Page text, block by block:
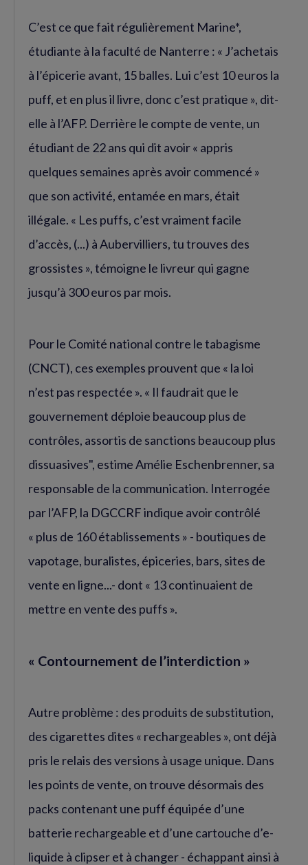
C’est ce que fait régulièrement Marine*,
étudiante à la faculté de Nanterre : « J’achetais
à l’épicerie avant, 15 balles. Lui c’est 10 euros la
puff, et en plus il livre, donc c’est pratique », dit-
elle à l’AFP. Derrière le compte de vente, un
étudiant de 22 ans qui dit avoir « appris
quelques semaines après avoir commencé »
que son activité, entamée en mars, était
illégale. « Les puffs, c’est vraiment facile
d’accès, (...) à Aubervilliers, tu trouves des
grossistes », témoigne le livreur qui gagne
jusqu’à 300 euros par mois.
Pour le Comité national contre le tabagisme
(CNCT), ces exemples prouvent que « la loi
n’est pas respectée ». « Il faudrait que le
gouvernement déploie beaucoup plus de
contrôles, assortis de sanctions beaucoup plus
dissuasives", estime Amélie Eschenbrenner, sa
responsable de la communication. Interrogée
par l’AFP, la DGCCRF indique avoir contrôlé
« plus de 160 établissements » - boutiques de
vapotage, buralistes, épiceries, bars, sites de
vente en ligne...- dont « 13 continuaient de
mettre en vente des puffs ».
« Contournement de l’interdiction »
Autre problème : des produits de substitution,
des cigarettes dites « rechargeables », ont déjà
pris le relais des versions à usage unique. Dans
les points de vente, on trouve désormais des
packs contenant une puff équipée d’une
batterie rechargeable et d’une cartouche d’e-
liquide à clipser et à changer - échappant ainsi à